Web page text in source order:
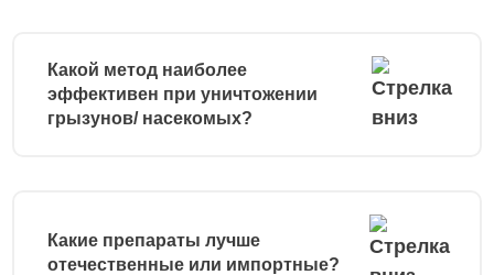
Какой метод наиболее
эффективен при уничтожении
грызунов/ насекомых?
Какие препараты лучше
отечественные или импортные?